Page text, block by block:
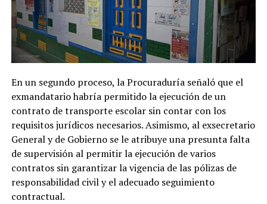
En un segundo proceso, la Procuraduría señaló que el
exmandatario habría permitido la ejecución de un
contrato de transporte escolar sin contar con los
requisitos jurídicos necesarios. Asimismo, al exsecretario
General y de Gobierno se le atribuye una presunta falta
de supervisión al permitir la ejecución de varios
contratos sin garantizar la vigencia de las pólizas de
responsabilidad civil y el adecuado seguimiento
contractual.